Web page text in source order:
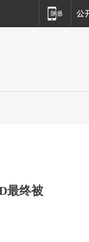
最终被